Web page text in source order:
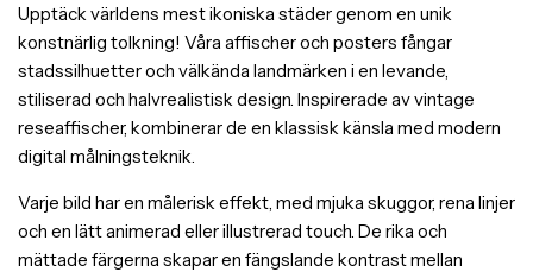
Upptäck världens mest ikoniska städer genom en unik
konstnärlig tolkning! Våra affischer och posters fångar
stadssilhuetter och välkända landmärken i en levande,
stiliserad och halvrealistisk design. Inspirerade av vintage
reseaffischer, kombinerar de en klassisk känsla med modern
digital målningsteknik.
Varje bild har en målerisk effekt, med mjuka skuggor, rena linjer
och en lätt animerad eller illustrerad touch. De rika och
mättade färgerna skapar en fängslande kontrast mellan